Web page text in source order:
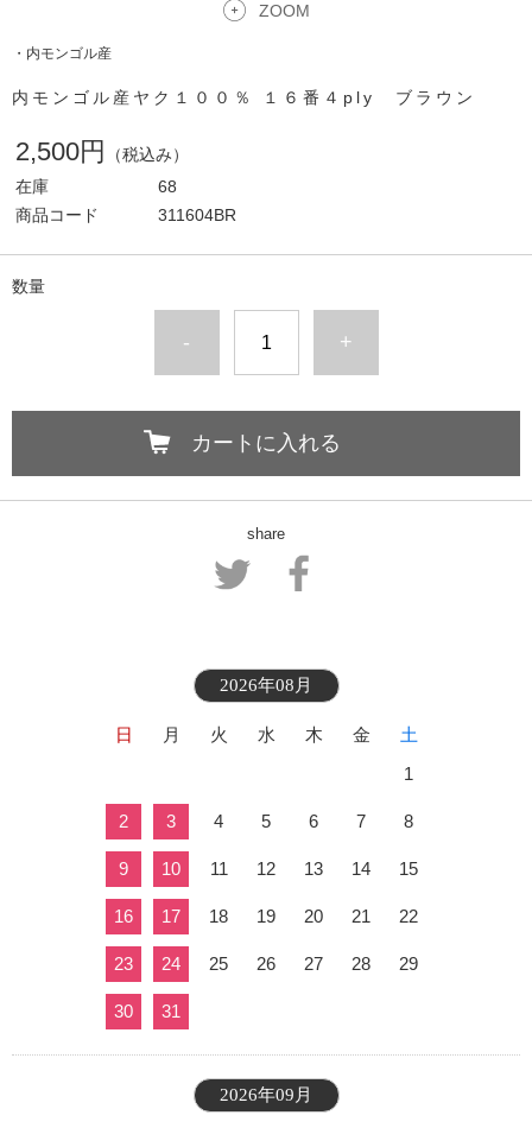
ZOOM
・内モンゴル産
内モンゴル産ヤク１００％ １６番４ply ブラウン
2,500円
（税込み）
在庫
68
商品コード
311604BR
数量
- +
カートに入れる
share
2026年08月
日 月 火 水 木 金
土
1
2 3 4 5 6 7 8
9 10 11 12 13 14 15
16 17 18 19 20 21 22
23 24 25 26 27 28 29
30 31
2026年09月